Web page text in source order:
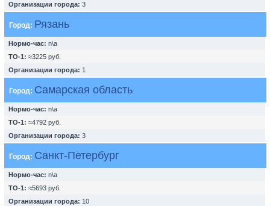
Организации города: 3
Город: Рязань
Нормо-час: n\a
ТО-1: ≈3225 руб.
Организации города: 1
Город: Самарская область
Нормо-час: n\a
ТО-1: ≈4792 руб.
Организации города: 3
Город: Санкт-Петербург
Нормо-час: n\a
ТО-1: ≈5693 руб.
Организации города: 10